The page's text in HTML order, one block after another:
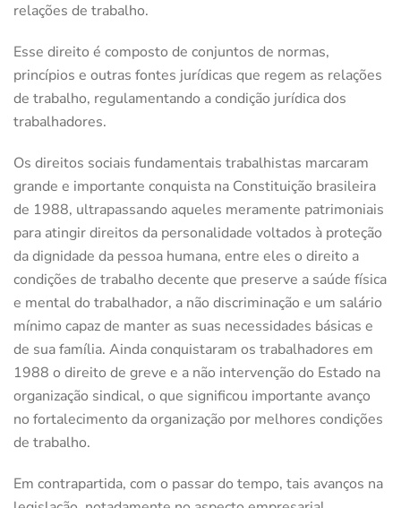
relações de trabalho.
Esse direito é composto de conjuntos de normas,
princípios e outras fontes jurídicas que regem as relações
de trabalho, regulamentando a condição jurídica dos
trabalhadores.
Os direitos sociais fundamentais trabalhistas marcaram
grande e importante conquista na Constituição brasileira
de 1988, ultrapassando aqueles meramente patrimoniais
para atingir direitos da personalidade voltados à proteção
da dignidade da pessoa humana, entre eles o direito a
condições de trabalho decente que preserve a saúde física
e mental do trabalhador, a não discriminação e um salário
mínimo capaz de manter as suas necessidades básicas e
de sua família. Ainda conquistaram os trabalhadores em
1988 o direito de greve e a não intervenção do Estado na
organização sindical, o que significou importante avanço
no fortalecimento da organização por melhores condições
de trabalho.
Em contrapartida, com o passar do tempo, tais avanços na